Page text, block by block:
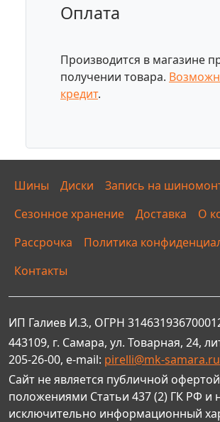
Оплата
Производится в магазине
получении товара.
кредит.
Шины Диски Запись на
Сезонное хранение
Доставка О
Рассрочка
Политика
Контакты
ИП Галиев И.З., ОГРН
443109, г. Самара, ул. Товарная, 24,
205-26-00, e-mail: pirelli@mk-samara.ru
Сайт не является публичной
положениями Статьи 437 (2) ГК РФ и
исключительно информационный